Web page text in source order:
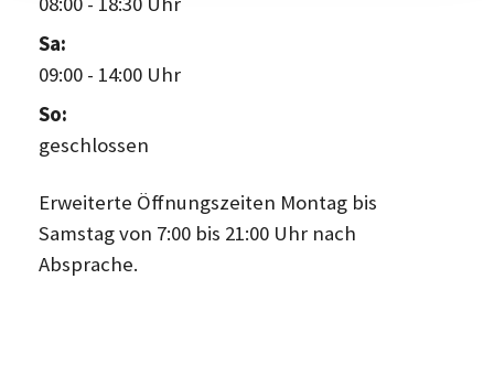
Sa:
09:00 - 14:00 Uhr
So:
geschlossen
Erweiterte Öffnungszeiten Montag bis
Samstag von 7:00 bis 21:00 Uhr nach
Absprache.